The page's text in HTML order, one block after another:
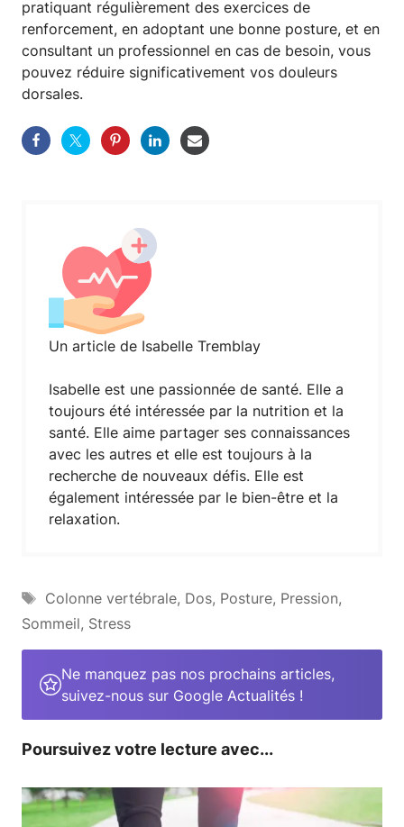
pratiquant régulièrement des exercices de
renforcement, en adoptant une bonne posture, et en
consultant un professionnel en cas de besoin, vous
pouvez réduire significativement vos douleurs
dorsales.
Un article de Isabelle Tremblay
Isabelle est une passionnée de santé. Elle a
toujours été intéressée par la nutrition et la
santé. Elle aime partager ses connaissances
avec les autres et elle est toujours à la
recherche de nouveaux défis. Elle est
également intéressée par le bien-être et la
relaxation.
Étiquettes
Colonne vertébrale, Dos, Posture, Pression,
Sommeil, Stress
Ne manquez pas nos prochains articles,
suivez-nous sur Google Actualités !
Poursuivez votre lecture avec...